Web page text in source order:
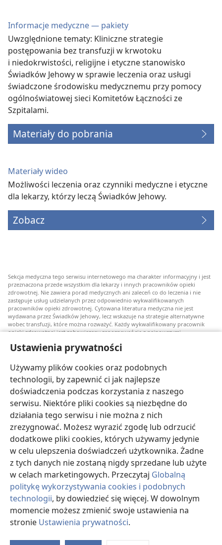
Ustawienia prywatności
Używamy plików cookies oraz podobnych
technologii, by zapewnić ci jak najlepsze
doświadczenia podczas korzystania z naszego
serwisu. Niektóre pliki cookies są niezbędne do
działania tego serwisu i nie można z nich
zrezygnować. Możesz wyrazić zgodę lub odrzucić
dodatkowe pliki cookies, których używamy jedynie
w celu ulepszenia doświadczeń użytkownika. Żadne
z tych danych nie zostaną nigdy sprzedane lub użyte
w celach marketingowych. Przeczytaj Globalną
politykę wykorzystywania cookies i podobnych
technologii, by dowiedzieć się więcej. W dowolnym
momencie możesz zmienić swoje ustawienia na
stronie Ustawienia prywatności.
Informacje medyczne — pakiety
Uwzględnione tematy: Kliniczne strategie
postępowania bez transfuzji w krwotoku
i niedokrwistości, religijne i etyczne stanowisko
Świadków Jehowy w sprawie leczenia oraz usługi
świadczone środowisku medycznemu przy pomocy
ogólnoświatowej sieci Komitetów Łączności ze
Szpitalami.
Materiały do pobrania
Materiały wideo
Możliwości leczenia oraz czynniki medyczne i etyczne
dla lekarzy, którzy leczą Świadków Jehowy.
Zobacz
Sekcja medyczna tego serwisu internetowego ma charakter informacyjny i jest
przeznaczona przede wszystkim dla lekarzy i innych pracowników opieki
zdrowotnej. Nie zawiera porad medycznych ani zaleceń co do leczenia i nie
zastępuje usług udzielanych przez odpowiednio wykwalifikowanych
pracowników opieki zdrowotnej. Cytowana literatura medyczna nie jest
wydawana przez Świadków Jehowy, lecz wskazuje na strategie alternatywne
wobec transfuzji, które można rozważyć. Każdy wykwalifikowany pracownik
opieki zdrowotnej jest zobowiązany zapoznawać się z najnowszymi
pomóc mu w dokonaniu wyboru stosownie do jego stanu zdrowia, życzeń,
wartości i przekonań. Nie wszystkie wymienione strategie są odpowiednie dla
wszystkich chorych i nie wszystkie są przez nich akceptowane.
W sprawie leczenia lub stanu zdrowia pacjenci zawsze powinni zasięgać
informacji u swojego lekarza lub innego wykwalifikowanego pracownika opieki
zdrowotnej. Jeżeli podejrzewasz, że jesteś chory, zgłoś się do lekarza.
Korzystanie z tego serwisu internetowego jest ograniczone warunkami jego
użytkowania.
Wyświetlanie
Copyright© 2026 Watch Tower Bible and Tract Society of Pennsylvania.
WARUNKI UŻYTKOWANIA| POLITYKA PRYWATNOŚCI
PRYWATNOŚCI